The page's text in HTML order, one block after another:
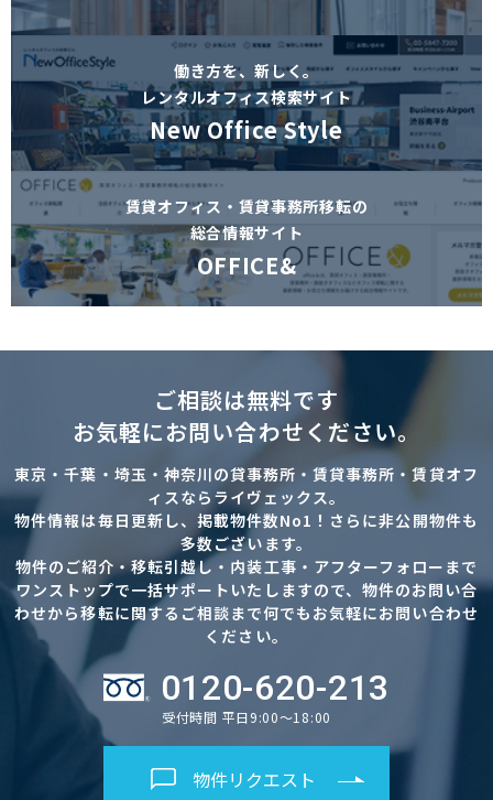
働き方を、新しく。
レンタルオフィス検索サイト
New Office Style
賃貸オフィス・賃貸事務所移転の
総合情報サイト
OFFICE&
ご相談は無料です
お気軽にお問い合わせください。
東京・千葉・埼玉・神奈川の貸事務所・賃貸事務所・賃貸オフ
ィスならライヴェックス。
物件情報は毎日更新し、掲載物件数No1！さらに非公開物件も
多数ございます。
物件のご紹介・移転引越し・内装工事・アフターフォローまで
ワンストップで一括サポートいたしますので、物件のお問い合
わせから移転に関するご相談まで何でもお気軽にお問い合わせ
ください。
0120-620-213
受付時間 平日9:00～18:00
物件リクエスト